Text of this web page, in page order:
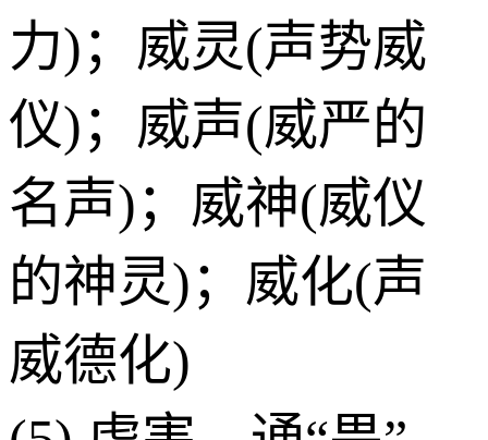
力)；威灵(声势威
仪)；威声(威严的
名声)；威神(威仪
的神灵)；威化(声
威德化)